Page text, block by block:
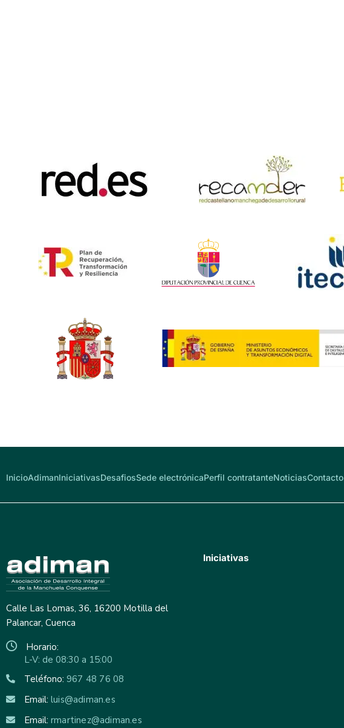
InicioAdimanIniciativasDesafiosSede electrónicaPerfil contratanteNoticiasContacto
Calle Las Lomas, 36, 16200 Motilla del
Palancar, Cuenca
Horario:
L-V: de 08:30 a 15:00
Teléfono: 967 48 76 08
Email: luis@adiman.es
Email: rmartinez@adiman.es
Iniciativas